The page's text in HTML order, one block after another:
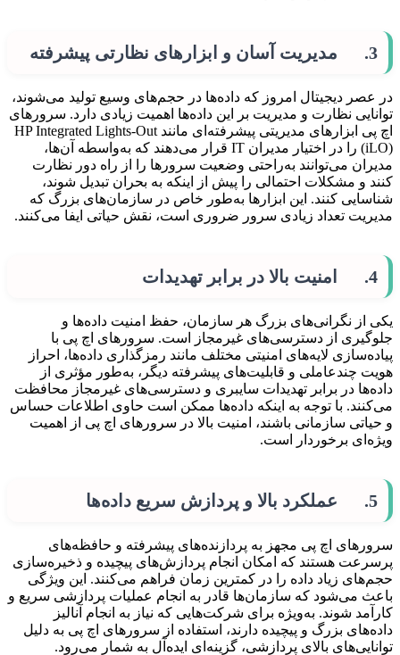
3. مدیریت آسان و ابزارهای نظارتی پیشرفته
در عصر دیجیتال امروز که داده‌ها در حجم‌های وسیع تولید می‌شوند،
توانایی نظارت و مدیریت بر این داده‌ها اهمیت زیادی دارد. سرورهای
اچ پی ابزارهای مدیریتی پیشرفته‌ای مانند HP Integrated Lights-Out
(iLO) را در اختیار مدیران IT قرار می‌دهند که به‌واسطه آن‌ها،
مدیران می‌توانند به‌راحتی وضعیت سرورها را از راه دور نظارت
کنند و مشکلات احتمالی را پیش از اینکه به بحران تبدیل شوند،
شناسایی کنند. این ابزارها به‌طور خاص در سازمان‌های بزرگ که
مدیریت تعداد زیادی سرور ضروری است، نقش حیاتی ایفا می‌کنند.
4. امنیت بالا در برابر تهدیدات
یکی از نگرانی‌های بزرگ هر سازمان، حفظ امنیت داده‌ها و
جلوگیری از دسترسی‌های غیرمجاز است. سرورهای اچ پی با
پیاده‌سازی لایه‌های امنیتی مختلف مانند رمزگذاری داده‌ها، احراز
هویت چندعاملی و قابلیت‌های پیشرفته دیگر، به‌طور مؤثری از
داده‌ها در برابر تهدیدات سایبری و دسترسی‌های غیرمجاز محافظت
می‌کنند. با توجه به اینکه داده‌ها ممکن است حاوی اطلاعات حساس
و حیاتی سازمانی باشند، امنیت بالا در سرورهای اچ پی از اهمیت
ویژه‌ای برخوردار است.
5. عملکرد بالا و پردازش سریع داده‌ها
سرورهای اچ پی مجهز به پردازنده‌های پیشرفته و حافظه‌های
پرسرعت هستند که امکان انجام پردازش‌های پیچیده و ذخیره‌سازی
حجم‌های زیاد داده را در کمترین زمان فراهم می‌کنند. این ویژگی
باعث می‌شود که سازمان‌ها قادر به انجام عملیات پردازشی سریع و
کارآمد شوند. به‌ویژه برای شرکت‌هایی که نیاز به انجام آنالیز
داده‌های بزرگ و پیچیده دارند، استفاده از سرورهای اچ پی به دلیل
توانایی‌های بالای پردازشی، گزینه‌ای ایده‌آل به شمار می‌رود.